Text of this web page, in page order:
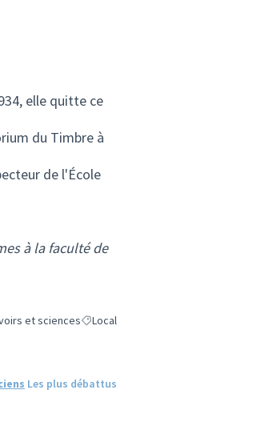
elle quitte ce
du Timbre à
de l'École
à la faculté de
de la catégorie : Sports, Savoirs et sciences
et sciencesFiltrer les résultats pour le secteur : Local
Local
Les plus débattus